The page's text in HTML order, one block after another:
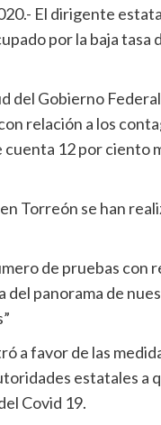
El dirigente
por la baja
del Gobierno
relación a los
cuenta 12 por ciento
Torreón se han
de pruebas con
panorama de
a favor de las
estatales a
Covid 19.